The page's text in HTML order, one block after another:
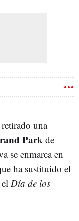
una
Parkde
se enmarca en
ha sustituido el
Día de los